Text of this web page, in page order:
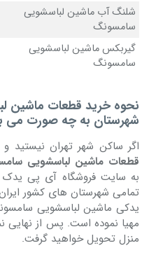
شلنگ آب ماشین لباسشویی
سامسونگ
گیربکس ماشین لباسشویی
سامسونگ
نحوه خرید قطعات ماشین
شهرستان به چه صورت می
اگر ساکن شهر تهران نیستید
قطعات ماشین لباسشویی
به سایت فروشگاه آی پی یدک
تمامی شهرستان های کشور
یدکی ماشین لباسشویی
مهیا نموده است. پس از
منزل تحویل خواهید گرفت.